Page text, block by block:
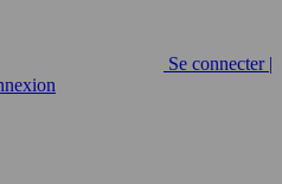
Se connecter |